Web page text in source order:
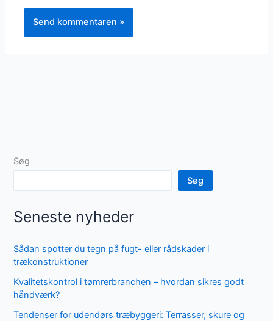
Søg
Søg
Seneste nyheder
Sådan spotter du tegn på fugt- eller rådskader i
trækonstruktioner
Kvalitetskontrol i tømrerbranchen – hvordan sikres godt
håndværk?
Tendenser for udendørs træbyggeri: Terrasser, skure og